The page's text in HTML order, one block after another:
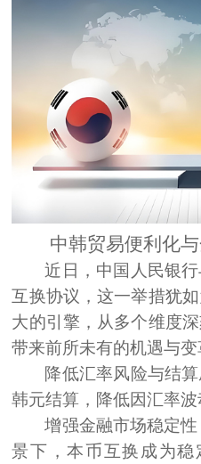
中韩贸易便利化
近日，中国人民银
互换协议，这一举措犹
大的引擎，从多个维度
带来前所未有的机遇与变
降低汇率风险与结算
韩元结算，降低因汇率波
增强金融市场稳定性
景下，本币互换成为